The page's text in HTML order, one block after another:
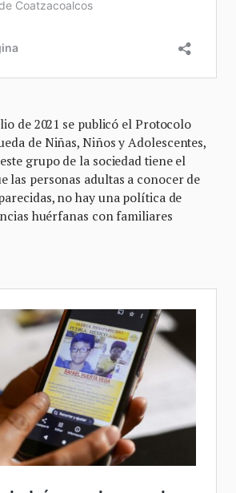
de 2021 se publicó el Protocolo
de Niñas, Niños y Adolescentes,
grupo de la sociedad tiene el
las personas adultas a conocer de
no hay una política de
huérfanas con familiares